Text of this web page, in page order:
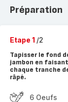
Préparation
Etape 1 /2
Tapisser le fond
jambon en
chaque tranche
râpé.
6 Oeufs